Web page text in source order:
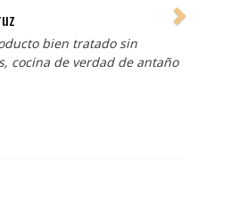
bien tratado sin
cocina de verdad de antaño